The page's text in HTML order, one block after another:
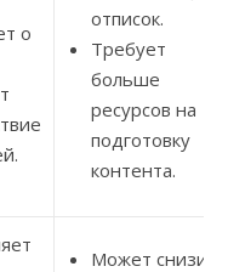
о
отписок.
Требует
больше
ресурсов на
подготовку
контента.
Может снизить